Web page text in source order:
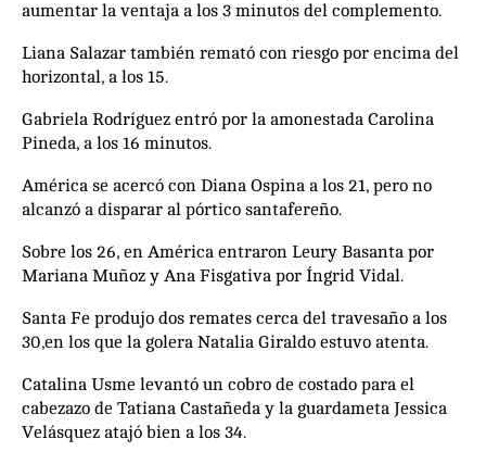
aumentar la ventaja a los 3 minutos del complemento.
Liana Salazar también remató con riesgo por encima del
horizontal, a los 15.
Gabriela Rodríguez entró por la amonestada Carolina
Pineda, a los 16 minutos.
América se acercó con Diana Ospina a los 21, pero no
alcanzó a disparar al pórtico santafereño.
Sobre los 26, en América entraron Leury Basanta por
Mariana Muñoz y Ana Fisgativa por Íngrid Vidal.
Santa Fe produjo dos remates cerca del travesaño a los
30,en los que la golera Natalia Giraldo estuvo atenta.
Catalina Usme levantó un cobro de costado para el
cabezazo de Tatiana Castañeda y la guardameta Jessica
Velásquez atajó bien a los 34.